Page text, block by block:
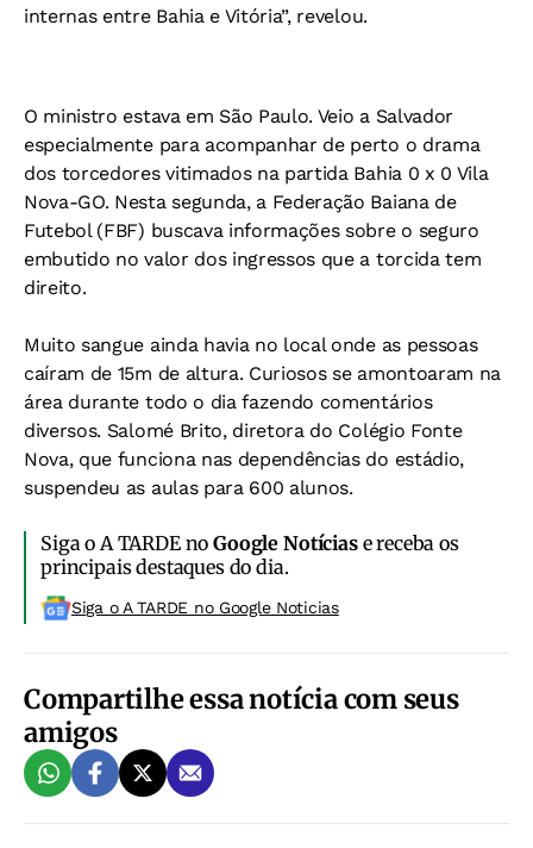
internas entre Bahia e Vitória”, revelou.
O ministro estava em São Paulo. Veio a Salvador
especialmente para acompanhar de perto o drama
dos torcedores vitimados na partida Bahia 0 x 0 Vila
Nova-GO. Nesta segunda, a Federação Baiana de
Futebol (FBF) buscava informações sobre o seguro
embutido no valor dos ingressos que a torcida tem
direito.
Muito sangue ainda havia no local onde as pessoas
caíram de 15m de altura. Curiosos se amontoaram na
área durante todo o dia fazendo comentários
diversos. Salomé Brito, diretora do Colégio Fonte
Nova, que funciona nas dependências do estádio,
suspendeu as aulas para 600 alunos.
Siga o A TARDE noGoogle Notíciase receba os
principais destaques do dia.
Siga o A TARDE no Google Noticias
Compartilhe essa notícia com seus
amigos